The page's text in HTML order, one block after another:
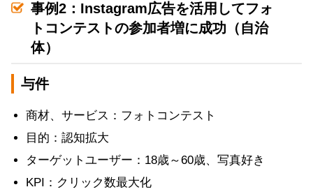
事例2：Instagram広告を活用してフォ
トコンテストの参加者増に成功（自治
体）
与件
商材、サービス：フォトコンテスト
目的：認知拡大
ターゲットユーザー：18歳～60歳、写真好き
KPI：クリック数最大化